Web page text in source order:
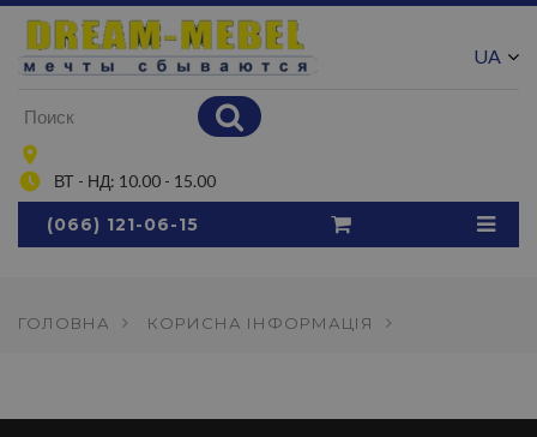
ВТ - НД: 10.00 - 15.00
UA
(066) 121-06-15
ГОЛОВНА КОРИСНА ІНФОРМАЦІЯ